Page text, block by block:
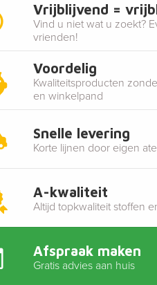
Vrijblijvend =
Vind u niet wat u zoekt?
vrienden!
Voordelig
Kwaliteitsproducten
en winkelpand
Snelle levering
Korte lijnen door eigen
A-kwaliteit
Altijd topkwaliteit stoffen
Afspraak maken
Gratis advies aan huis